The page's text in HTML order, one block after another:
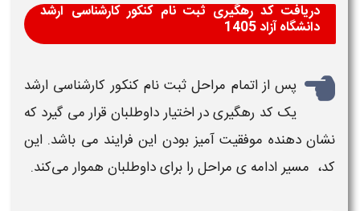
دریافت کد رهگیری ثبت نام کنکور کارشناسی ارشد
دانشگاه آزاد 1405
پس از اتمام مراحل ثبت نام کنکور کارشناسی ارشد
یک کد رهگیری در اختیار داوطلبان قرار می گیرد که
نشان دهنده موفقیت آمیز بودن این فرایند می باشد. این
کد، مسیر ادامه‌ ی مراحل را برای داوطلبان هموار می‌کند.